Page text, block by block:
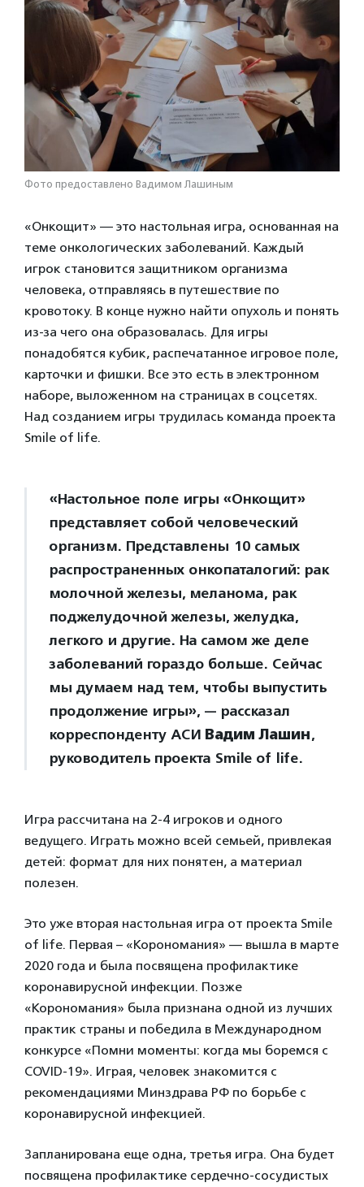
Фото предоставлено Вадимом Лашиным
«Онкощит» — это настольная игра, основанная на
теме онкологических заболеваний. Каждый
игрок становится защитником организма
человека, отправляясь в путешествие по
кровотоку. В конце нужно найти опухоль и понять
из-за чего она образовалась. Для игры
понадобятся кубик, распечатанное игровое поле,
карточки и фишки. Все это есть в электронном
наборе, выложенном на страницах в соцсетях.
Над созданием игры трудилась команда проекта
Smile of life.
«Настольное поле игры «Онкощит»
представляет собой человеческий
организм. Представлены 10 самых
распространенных онкопаталогий: рак
молочной железы, меланома, рак
поджелудочной железы, желудка,
легкого и другие. На самом же деле
заболеваний гораздо больше. Сейчас
мы думаем над тем, чтобы выпустить
продолжение игры», — рассказал
корреспонденту АСИ Вадим Лашин,
руководитель проекта Smile of life.
Игра рассчитана на 2-4 игроков и одного
ведущего. Играть можно всей семьей, привлекая
детей: формат для них понятен, а материал
полезен.
Это уже вторая настольная игра от проекта Smile
of life. Первая – «Корономания» — вышла в марте
2020 года и была посвящена профилактике
коронавирусной инфекции. Позже
«Корономания» была признана одной из лучших
практик страны и победила в Международном
конкурсе «Помни моменты: когда мы боремся с
COVID-19». Играя, человек знакомится с
рекомендациями Минздрава РФ по борьбе с
коронавирусной инфекцией.
Запланирована еще одна, третья игра. Она будет
посвящена профилактике сердечно-сосудистых